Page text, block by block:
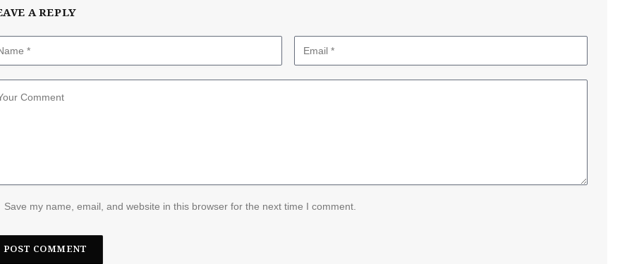
A REPLY
Save my name, email, and website in this browser for the next time I comment.